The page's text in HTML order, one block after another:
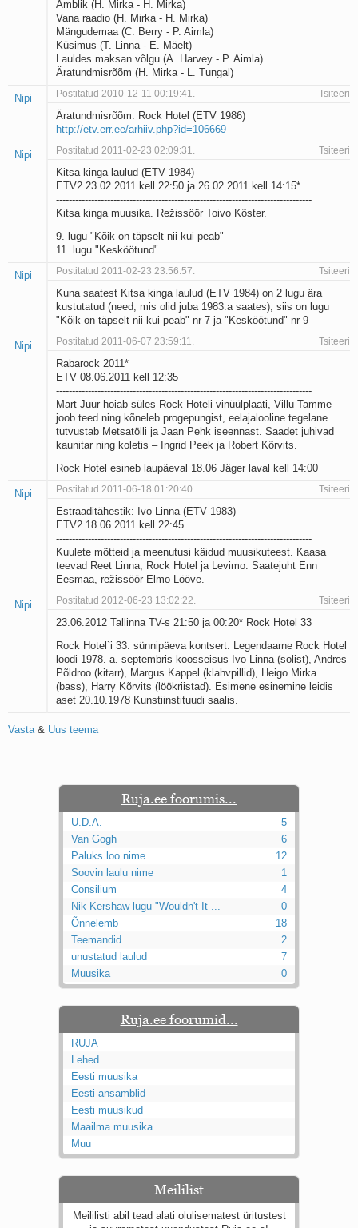
Ämblik (H. Mirka - H. Mirka)
Vana raadio (H. Mirka - H. Mirka)
Mängudemaa (C. Berry - P. Aimla)
Küsimus (T. Linna - E. Mäelt)
Lauldes maksan võlgu (A. Harvey - P. Aimla)
Äratundmisrõõm (H. Mirka - L. Tungal)
Nipi Postitatud 2010-12-11 00:19:41. Tsiteeri
Äratundmisrõõm. Rock Hotel (ETV 1986)
http://etv.err.ee/arhiiv.php?id=106669
Nipi Postitatud 2011-02-23 02:09:31. Tsiteeri
Kitsa kinga laulud (ETV 1984)
ETV2 23.02.2011 kell 22:50 ja 26.02.2011 kell 14:15*
--------------------------------------------------------------------------------
Kitsa kinga muusika. Režissöör Toivo Kõster.
9. lugu "Kõik on täpselt nii kui peab"
11. lugu "Kesköötund"
Nipi Postitatud 2011-02-23 23:56:57. Tsiteeri
Kuna saatest Kitsa kinga laulud (ETV 1984) on 2 lugu ära
kustutatud (need, mis olid juba 1983.a saates), siis on lugu
"Kõik on täpselt nii kui peab" nr 7 ja "Kesköötund" nr 9
Nipi Postitatud 2011-06-07 23:59:11. Tsiteeri
Rabarock 2011*
ETV 08.06.2011 kell 12:35
--------------------------------------------------------------------------------
Mart Juur hoiab süles Rock Hoteli vinüülplaati, Villu Tamme
joob teed ning kõneleb progepungist, eelajalooline tegelane
tutvustab Metsatölli ja Jaan Pehk iseennast. Saadet juhivad
kaunitar ning koletis – Ingrid Peek ja Robert Kõrvits.
Rock Hotel esineb laupäeval 18.06 Jäger laval kell 14:00
Nipi Postitatud 2011-06-18 01:20:40. Tsiteeri
Estraaditähestik: Ivo Linna (ETV 1983)
ETV2 18.06.2011 kell 22:45
--------------------------------------------------------------------------------
Kuulete mõtteid ja meenutusi käidud muusikuteest. Kaasa
teevad Reet Linna, Rock Hotel ja Levimo. Saatejuht Enn
Eesmaa, režissöör Elmo Lööve.
Nipi Postitatud 2012-06-23 13:02:22. Tsiteeri
23.06.2012 Tallinna TV-s 21:50 ja 00:20* Rock Hotel 33
Rock Hotel`i 33. sünnipäeva kontsert. Legendaarne Rock Hotel
loodi 1978. a. septembris koosseisus Ivo Linna (solist), Andres
Põldroo (kitarr), Margus Kappel (klahvpillid), Heigo Mirka
(bass), Harry Kõrvits (löökriistad). Esimene esinemine leidis
aset 20.10.1978 Kunstiinstituudi saalis.
Vasta& Uus teema
Ruja.ee foorumis...
U.D.A.
5
Van Gogh
6
Paluks loo nime
12
Soovin laulu nime
1
Consilium
4
Nik Kershaw lugu "Wouldn't It ...
0
Õnnelemb
18
Teemandid
2
unustatud laulud
7
Muusika
0
Ruja.ee foorumid...
RUJA
Lehed
Eesti muusika
Eesti ansamblid
Eesti muusikud
Maailma muusika
Muu
Meililist
Meililisti abil tead alati olulisematest üritustest